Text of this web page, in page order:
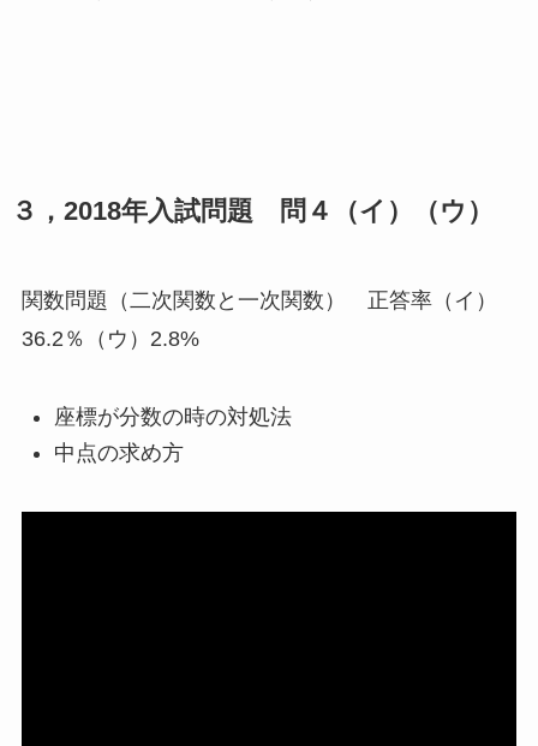
３，2018年入試問題 問４（イ）（ウ）
関数問題（二次関数と一次関数） 正答率（イ）
36.2％（ウ）2.8%
座標が分数の時の対処法
中点の求め方